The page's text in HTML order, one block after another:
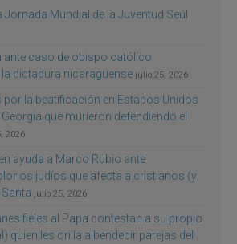
Mundial de la Juventud Seúl
ante caso de obispo católico
dictadura nicaragüense julio 25, 2026
por la beatificación en Estados Unidos
que murieron defendiendo el
2026
ayuda a Marco Rubio ante
judíos que afecta a cristianos (y
julio 25, 2026
fieles al Papa contestan a su propio
quien les orilla a bendecir parejas del